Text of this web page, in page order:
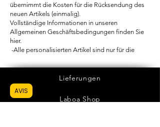
übernimmt die Kosten für die Rücksendung des
neuen Artikels (einmalig).
Vollständige Informationen in unseren
Allgemeinen Geschäftsbedingungen finden Sie
hier.
-Alle personalisierten Artikel sind nur für die
Lieferungen
Laboa Shop
AVIS